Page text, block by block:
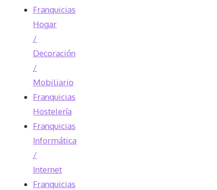
Franquicias
Hogar
/
Decoración
/
Mobiliario
Franquicias
Hostelería
Franquicias
Informática
/
Internet
Franquicias